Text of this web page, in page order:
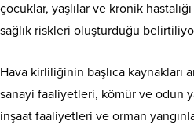
çocuklar, yaşlılar ve kronik
sağlık riskleri oluşturduğu
Hava kirliliğinin başlıca kaynakları
sanayi faaliyetleri, kömür ve odun
inşaat faaliyetleri ve orman